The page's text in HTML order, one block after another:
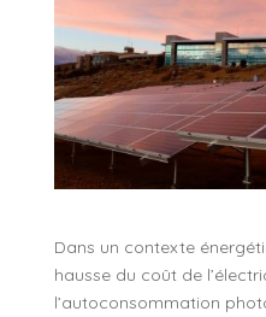
Dans un contexte
hausse du coût de
l’autoconsommation